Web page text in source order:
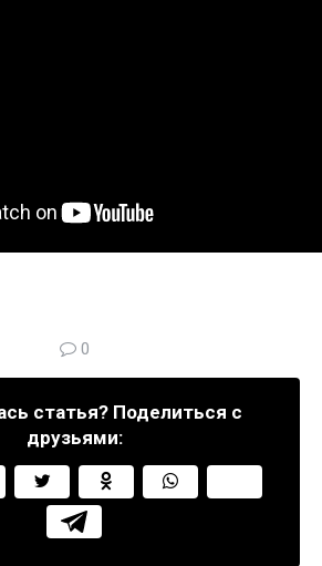
0
статья? Поделиться с
друзьями: